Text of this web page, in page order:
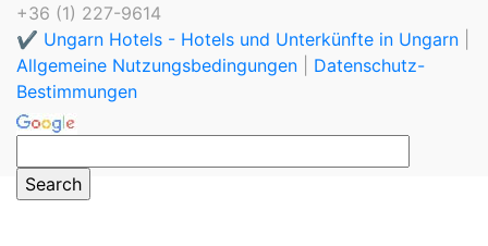
+36 (1) 227-9614
✔️ Ungarn Hotels - Hotels und Unterkünfte in Ungarn
Allgemeine Nutzungsbedingungen
Datenschutz-
Bestimmungen